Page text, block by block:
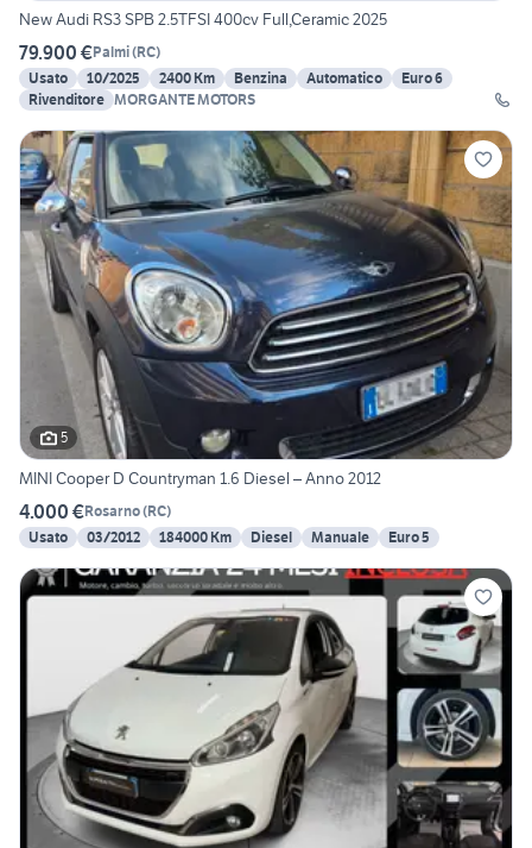
New Audi RS3 SPB 2.5TFSI 400cv Full,Ceramic 2025
79.900 €Palmi(RC)
Usato
10/2025 2400 Km Benzina Automatico
Euro 6
Rivenditore MORGANTE MOTORS
5
MINI Cooper D Countryman 1.6 Diesel – Anno 2012
4.000 €Rosarno(RC)
Usato
03/2012 184000 Km Diesel Manuale Euro 5